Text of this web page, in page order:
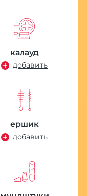
калауд
добавить
ершик
добавить